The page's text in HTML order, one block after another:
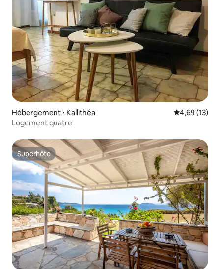
Hébergement ⋅ Kallithéa Évaluation
4,69 (13)
Logement quatre
Superhôte
Superhôte